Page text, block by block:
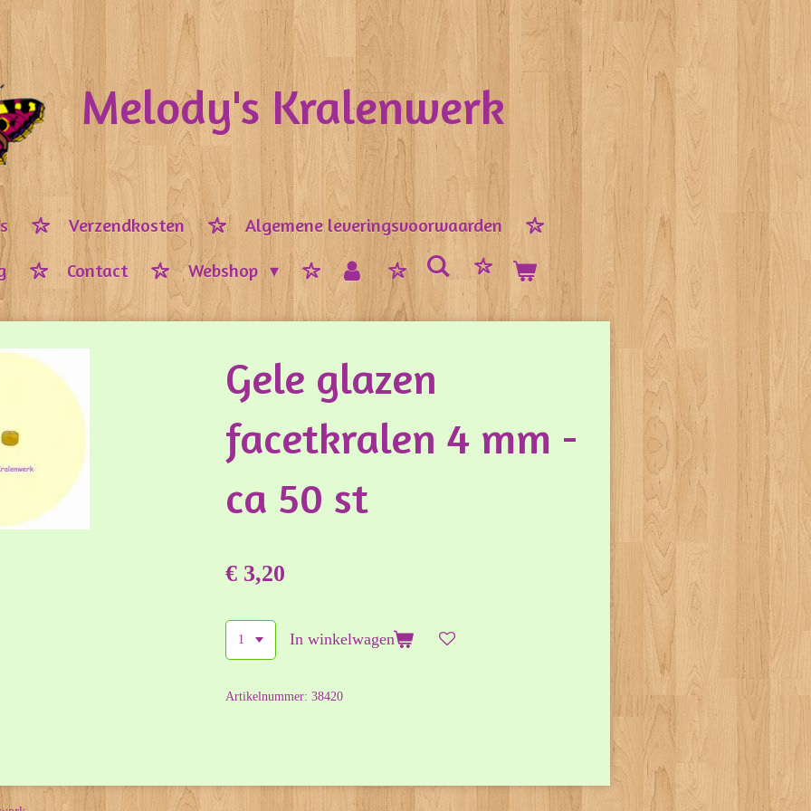
Melody's Kralenwerk
Verzendkosten
Algemene leveringsvoorwaarden
Contact Webshop
Gele glazen
facetkralen 4 mm -
ca 50 st
€ 3,20
In winkelwagen
Artikelnummer: 38420